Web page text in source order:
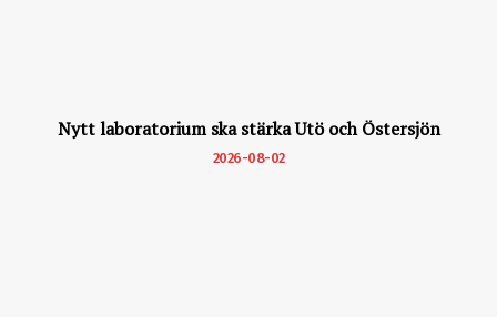
Nytt laboratorium ska stärka Utö och Östersjön
2026-08-02